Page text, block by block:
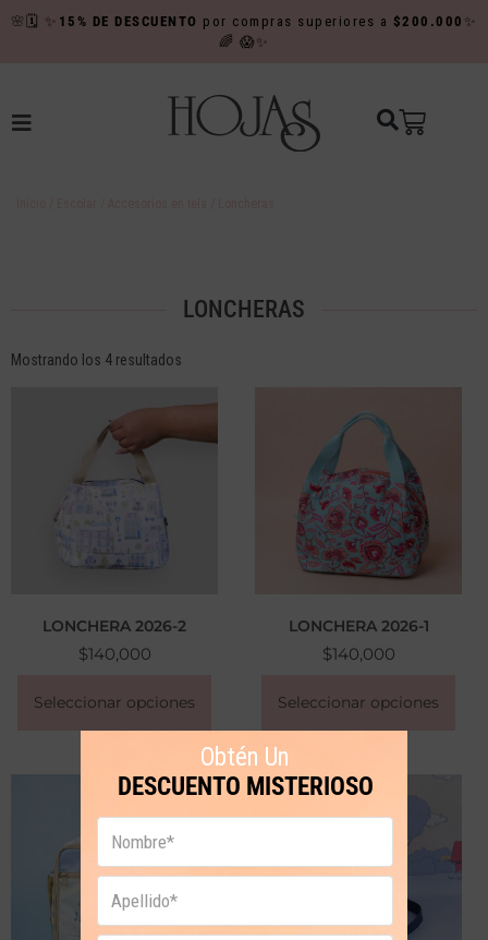
🌸 🗓️ ✨ 15% DE DESCUENTO por compras superiores a $200.000 ✨
🌈 😱✨
LONCHERAS
Mostrando los 4 resultados
LONCHERA 2026-2
$140,000
Seleccionar opciones
LONCHERA 2026-1
$140,000
Seleccionar opciones
Obtén Un
DESCUENTO MISTERIOSO